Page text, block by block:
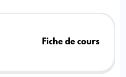
Fiche de cours